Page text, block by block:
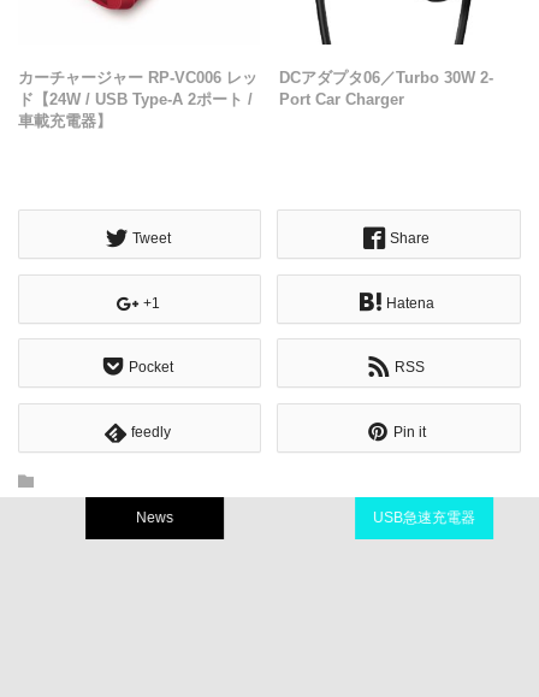
カーチャージャー RP-VC006 レッ
ド【24W / USB Type-A 2ポート /
車載充電器】
DCアダプタ06／Turbo 30W 2-
Port Car Charger
Tweet Share
+1 Hatena
Pocket RSS
feedly Pin it
USB急速充電器